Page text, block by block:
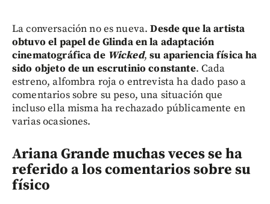
La conversación no es nueva.Desde que la artista
obtuvo el papel de Glinda en la adaptación
cinematográfica de Wicked,su apariencia física ha
sido objeto de un escrutinio constante. Cada
estreno, alfombra roja o entrevista ha dado paso a
comentarios sobre su peso, una situación que
incluso ella misma ha rechazado públicamente en
varias ocasiones.
Ariana Grande muchas veces se ha
referido a los comentarios sobre su
físico